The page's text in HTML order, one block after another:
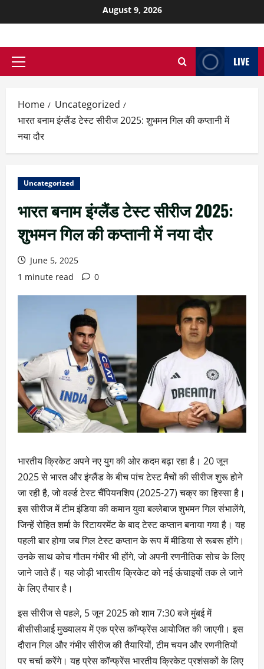
August 9, 2026
LIVE
Home
Uncategorized
भारत बनाम इंग्लैंड टेस्ट सीरीज 2025: शुभमन गिल की कप्तानी में
नया दौर
Uncategorized
भारत बनाम इंग्लैंड टेस्ट सीरीज 2025:
शुभमन गिल की कप्तानी में नया दौर
June 5, 2025
1 minute read
0
भारतीय क्रिकेट अपने नए युग की ओर कदम बढ़ा रहा है। 20 जून
2025 से भारत और इंग्लैंड के बीच पांच टेस्ट मैचों की सीरीज शुरू होने
जा रही है, जो वर्ल्ड टेस्ट चैंपियनशिप (2025-27) चक्र का हिस्सा है।
इस सीरीज में टीम इंडिया की कमान युवा बल्लेबाज शुभमन गिल संभालेंगे,
जिन्हें रोहित शर्मा के रिटायरमेंट के बाद टेस्ट कप्तान बनाया गया है। यह
पहली बार होगा जब गिल टेस्ट कप्तान के रूप में मीडिया से रूबरू होंगे।
उनके साथ कोच गौतम गंभीर भी होंगे, जो अपनी रणनीतिक सोच के लिए
जाने जाते हैं। यह जोड़ी भारतीय क्रिकेट को नई ऊंचाइयों तक ले जाने
के लिए तैयार है।
इस सीरीज से पहले, 5 जून 2025 को शाम 7:30 बजे मुंबई में
बीसीसीआई मुख्यालय में एक प्रेस कॉन्फ्रेंस आयोजित की जाएगी। इस
दौरान गिल और गंभीर सीरीज की तैयारियों, टीम चयन और रणनीतियों
पर चर्चा करेंगे। यह प्रेस कॉन्फ्रेंस भारतीय क्रिकेट प्रशंसकों के लिए